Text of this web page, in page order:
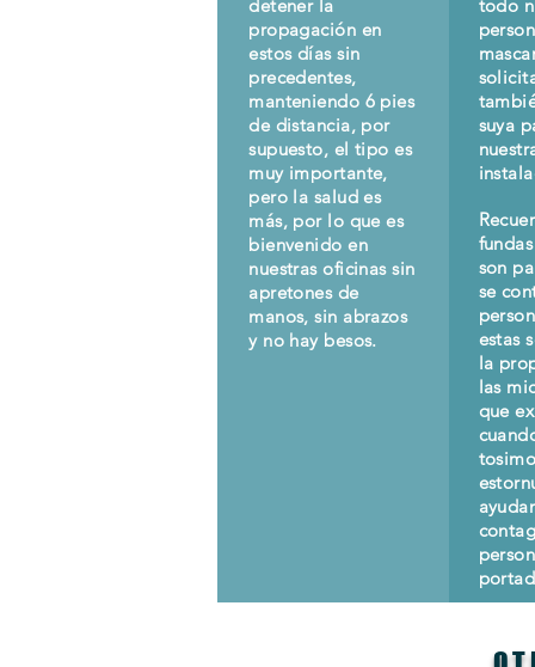
detener la
propagación en
estos días sin
precedentes,
manteniendo 6 pies
de distancia, por
supuesto, el tipo es
muy importante,
pero la salud es
más, por lo que es
bienvenido en
nuestras oficinas sin
apretones de
manos, sin abrazos
y no hay besos.
todo
suya
son
se
estas
la
las
que